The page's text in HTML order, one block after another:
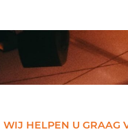
WIJ HELPEN U GRAAG